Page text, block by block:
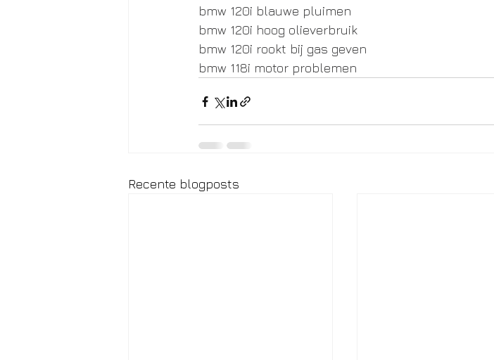
bmw 120i blauwe pluimen
bmw 120i hoog olieverbruik
bmw 120i rookt bij gas geven
bmw 118i motor problemen
Recente blogposts